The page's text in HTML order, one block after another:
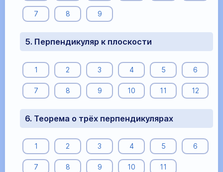
7 8 9
5. Перпендикуляр к плоскости
1 2 3 4 5 6
7 8 9 10 11 12
6. Теорема о трёх перпендикулярах
1 2 3 4 5 6
7 8 9 10 11